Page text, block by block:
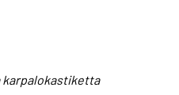
karpalokastiketta